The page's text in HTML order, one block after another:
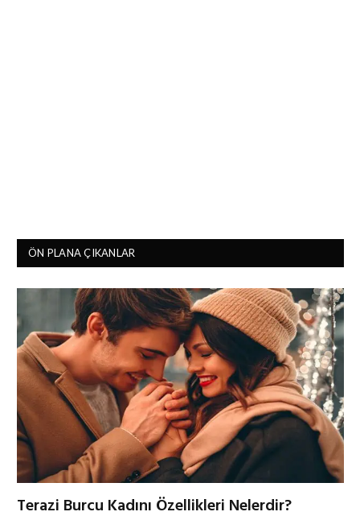
ÖN PLANA ÇIKANLAR
Terazi Burcu Kadını Özellikleri Nelerdir?